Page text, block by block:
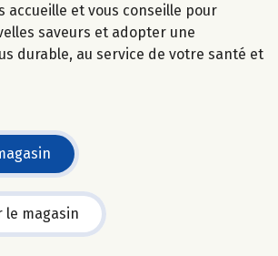
accueille et vous conseille pour
saveurs et adopter une
durable, au service de votre santé et
le magasin